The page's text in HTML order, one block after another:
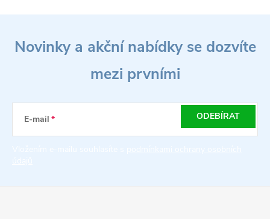
d
í
Novinky a akční nabídky se dozvíte
mezi prvními
E-mail ODEBÍRAT